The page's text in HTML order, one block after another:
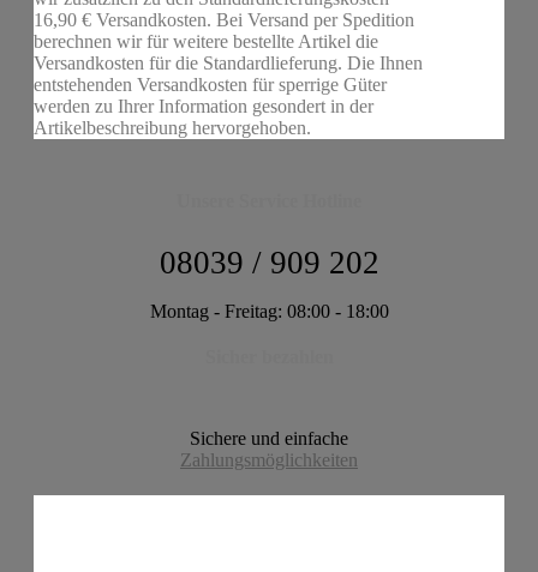
16,90 € Versandkosten. Bei Versand per Spedition
berechnen wir für weitere bestellte Artikel die
Versandkosten für die Standardlieferung. Die Ihnen
entstehenden Versandkosten für sperrige Güter
werden zu Ihrer Information gesondert in der
Artikelbeschreibung hervorgehoben.
08039 / 909 202
Montag - Freitag: 08:00 - 18:00
Sichere und einfache
Zahlungsmöglichkeiten